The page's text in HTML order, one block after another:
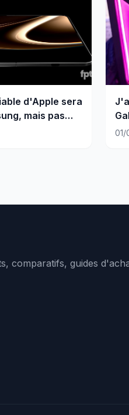
d'Apple sera
mais pas
01/
comparatifs, guides